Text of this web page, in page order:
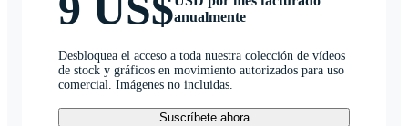
anualmente
Desbloquea el acceso a toda nuestra colección de vídeos
de stock y gráficos en movimiento autorizados para uso
comercial. Imágenes no incluidas.
Suscríbete ahora